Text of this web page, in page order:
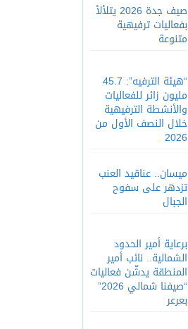
صيف جدة 2026 يتلألأ
بفعاليات ترفيهية
متنوعة
“هيئة الترفيه”: 45.7
مليون زائر للفعاليات
والأنشطة الترفيهية
خلال النصف الأول من
2026
ميسان.. عناقيد العنب
تزدهر على سفوح
الجبال
برعاية أمير الحدود
الشمالية.. نائب أمير
المنطقة يدشّن فعاليات
“صيفنا شمالي 2026”
بعرعر